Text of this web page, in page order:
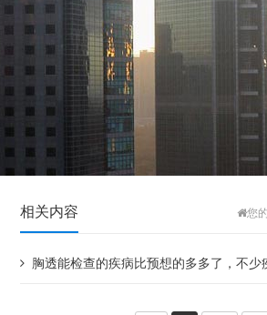
相关内容 您
胸透能检查的疾病比预想的多多了，不少